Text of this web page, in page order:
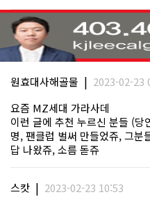
원효대사해골물 | 2023-02-23
요즘 MZ세대 가라사데
이런 글에 추천 누르신 분들 (
명, 팬클럽 벌써 만들었쥬, 그분
답 나왔쥬, 소름 돋쥬
스캇 | 2023-02-23 10:53